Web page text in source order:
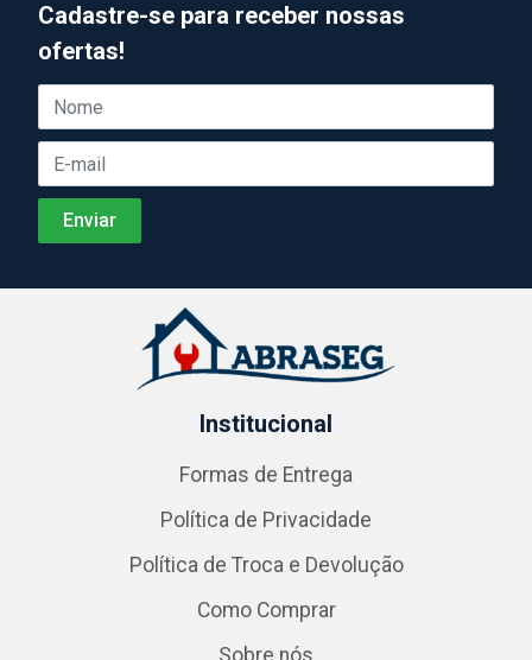
Cadastre-se para receber nossas
ofertas!
Institucional
Formas de Entrega
Política de Privacidade
Política de Troca e Devolução
Como Comprar
Sobre nós